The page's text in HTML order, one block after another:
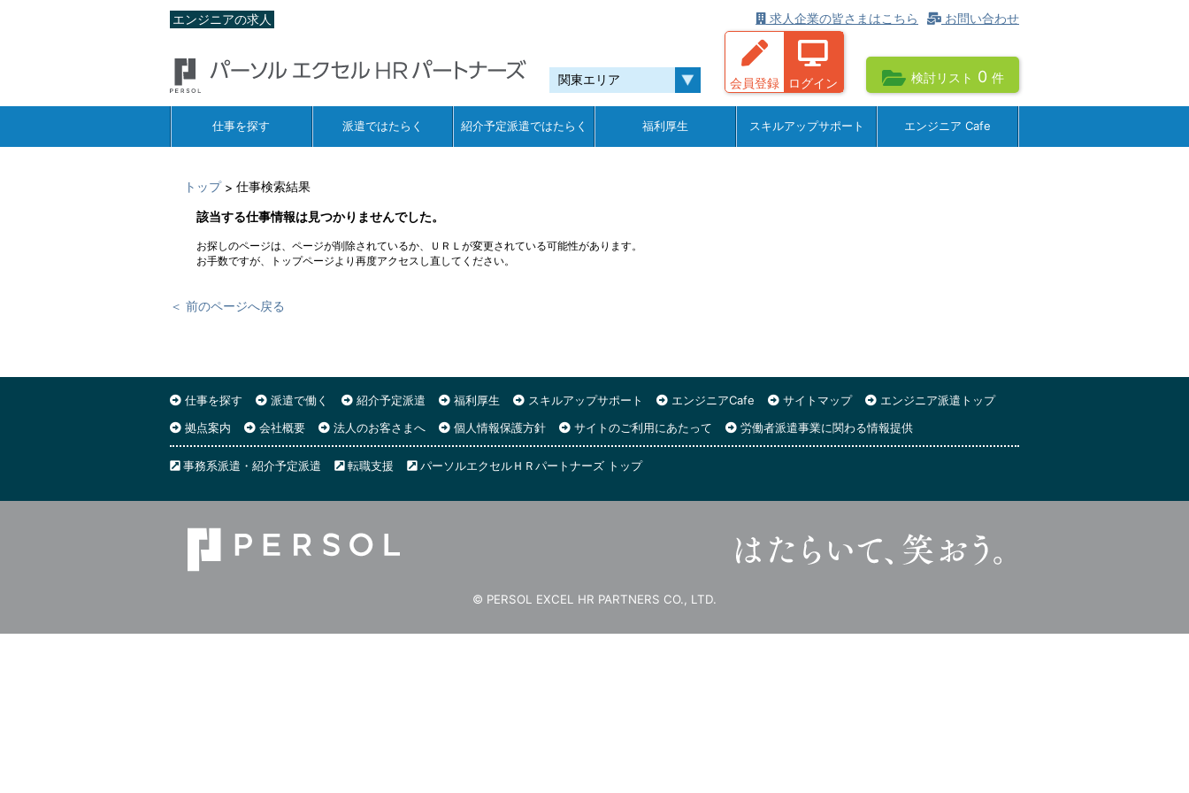
エンジニアの求人 お問い合わせ
求人企業の皆さまはこちら
会員登録 ログイン 検討リスト 0 件
仕事を探す 派遣ではたらく 紹介予定派遣ではたらく 福利厚生 スキルアップサポート エンジニア Cafe
トップ > 仕事検索結果
該当する仕事情報は見つかりませんでした。
お探しのページは、ページが削除されているか、ＵＲＬが変更されている可能性があります。
お手数ですが、トップページより再度アクセスし直してください。
＜ 前のページへ戻る
仕事を探す 派遣で働く 紹介予定派遣 福利厚生 スキルアップサポート エンジニアCafe サイトマップ
エンジニア派遣トップ
拠点案内
会社概要 法人のお客さまへ 個人情報保護方針 サイトのご利用にあたって 労働者派遣事業に関わる情報提供
事務系派遣・紹介予定派遣 転職支援 パーソルエクセルＨＲパートナーズ トップ
© PERSOL EXCEL HR PARTNERS CO., LTD.